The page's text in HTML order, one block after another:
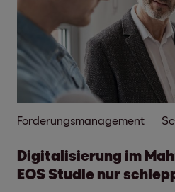
Forderungsmanagement
Digitalisierung im
EOS Studie nur